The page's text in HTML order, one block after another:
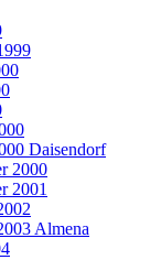
Daisendorf
2000
2001
Almena